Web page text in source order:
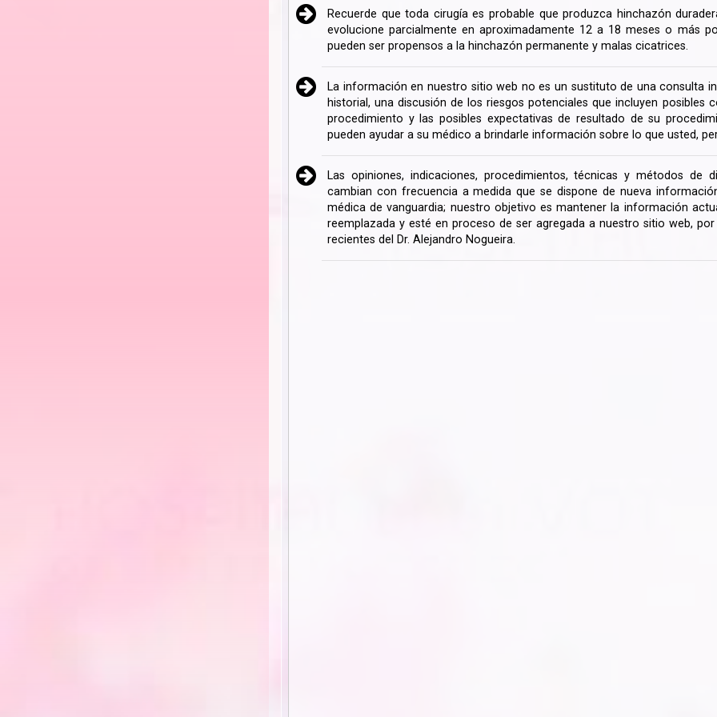
Recuerde que toda cirugía es probable que produzca hinchazón
evolucione parcialmente en aproximadamente 12 a 18 meses o más
pueden ser propensos a la hinchazón permanente y malas cicatrices.
La información en nuestro sitio web no es un sustituto de una consulta
historial, una discusión de los riesgos potenciales que incluyen
procedimiento y las posibles expectativas de resultado de su
pueden ayudar a su médico a brindarle información sobre lo que usted,
Las opiniones, indicaciones, procedimientos, técnicas y métodos de
cambian con frecuencia a medida que se dispone de nueva
médica de vanguardia; nuestro objetivo es mantener la información
reemplazada y esté en proceso de ser agregada a nuestro sitio web,
recientes del Dr. Alejandro Nogueira.